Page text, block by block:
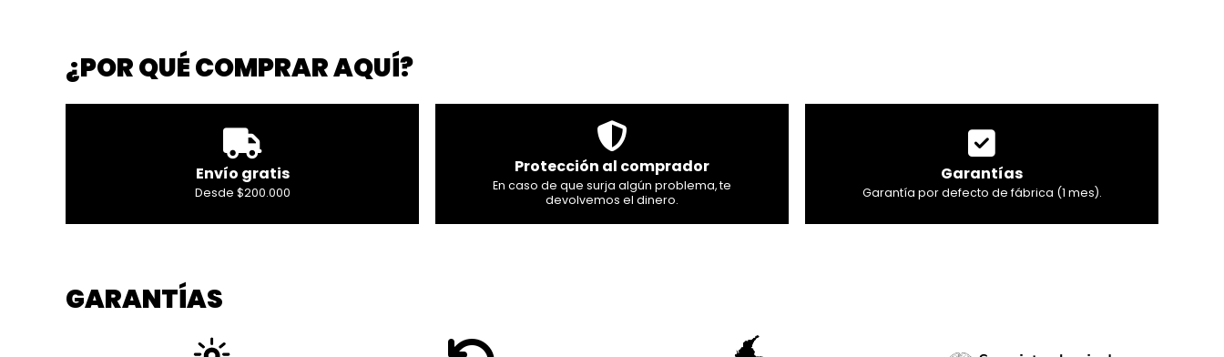
¿POR QUÉ COMPRAR AQUÍ?
Envío gratis
Desde $200.000
Protección al comprador
En caso de que surja algún problema, te
devolvemos el dinero.
Garantías
Garantía por defecto de fábrica (1 mes).
GARANTÍAS